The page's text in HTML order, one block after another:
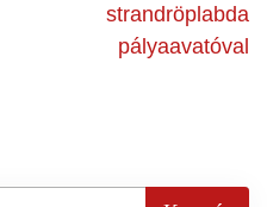
strandröplabda
pályaavatóval